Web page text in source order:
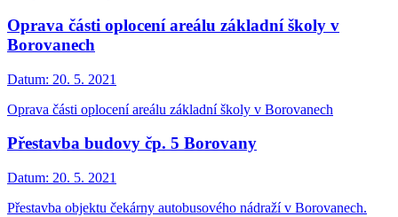
Oprava části oplocení areálu základní školy v
Borovanech
Datum: 20. 5. 2021
Oprava části oplocení areálu základní školy v Borovanech
Přestavba budovy čp. 5 Borovany
Datum: 20. 5. 2021
Přestavba objektu čekárny autobusového nádraží v Borovanech.